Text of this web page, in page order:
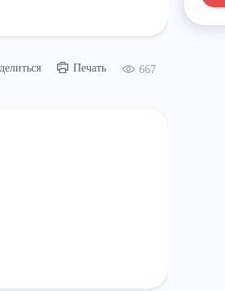
Печать 667